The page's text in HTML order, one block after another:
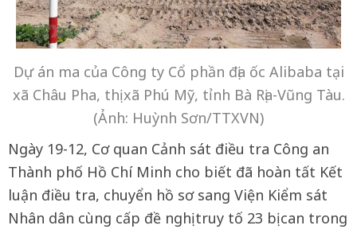
Dự án ma của Công ty Cổ phần địa ốc Alibaba tại
xã Châu Pha, thị xã Phú Mỹ, tỉnh Bà Rịa-Vũng Tàu.
(Ảnh: Huỳnh Sơn/TTXVN)
Ngày 19-12, Cơ quan Cảnh sát điều tra Công an
Thành phố Hồ Chí Minh cho biết đã hoàn tất Kết
luận điều tra, chuyển hồ sơ sang Viện Kiểm sát
Nhân dân cùng cấp đề nghị truy tố 23 bị can trong